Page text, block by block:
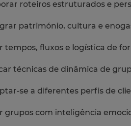
roteiros estruturados e
património, cultura e
tempos, fluxos e logística de
técnicas de dinâmica de
se a diferentes perfis de
grupos com inteligência